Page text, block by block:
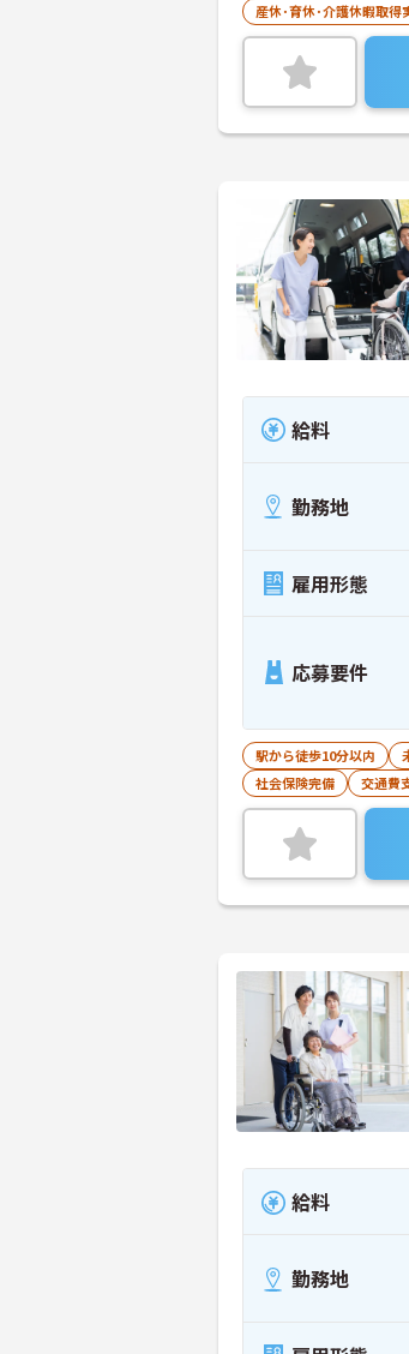
産休･育休･介護休暇取得
給料
勤務地
雇用形態
応募要件
駅から徒歩10分以内
社会保険完備
交通費
給料
勤務地